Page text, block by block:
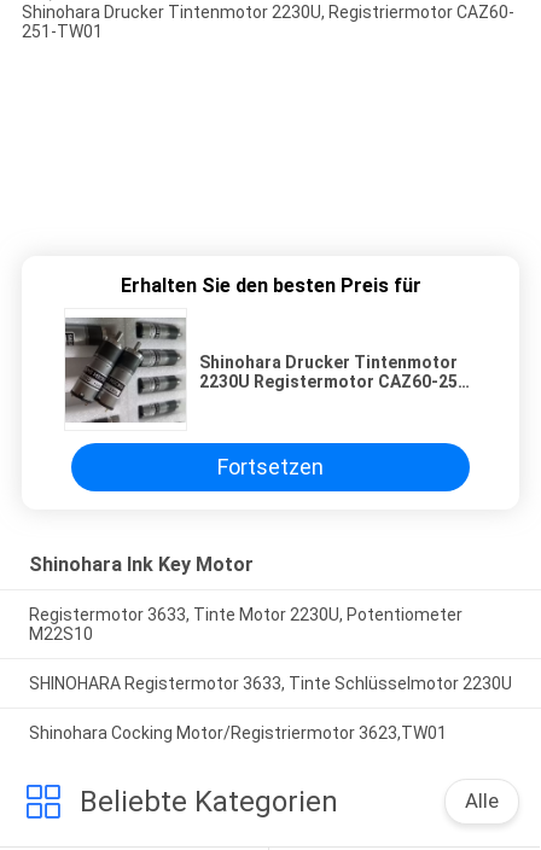
Shinohara Drucker Tintenmotor 2230U, Registriermotor CAZ60-
251-TW01
Erhalten Sie den besten Preis für
Shinohara Drucker Tintenmotor
2230U Registermotor CAZ60-251-
Fortsetzen
Shinohara Ink Key Motor
Registermotor 3633, Tinte Motor 2230U, Potentiometer
M22S10
SHINOHARA Registermotor 3633, Tinte Schlüsselmotor 2230U
Shinohara Cocking Motor/Registriermotor 3623,TW01
Beliebte Kategorien Alle